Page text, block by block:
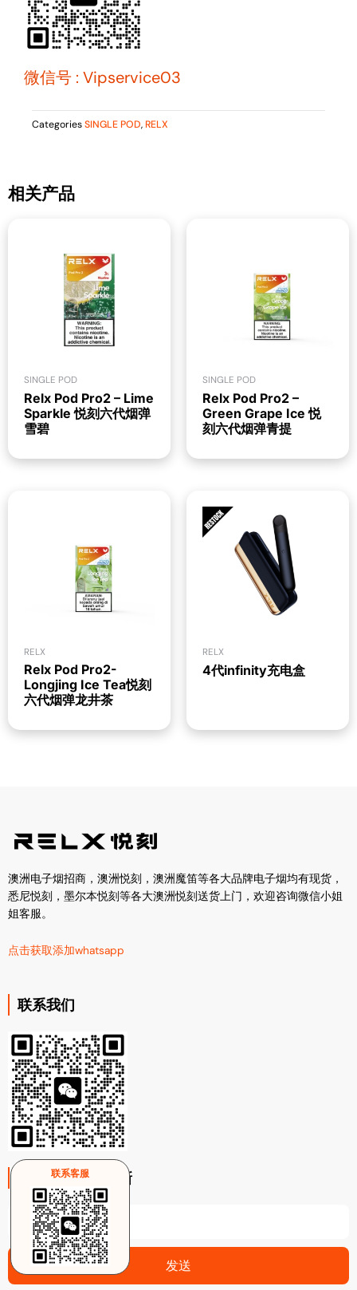
微信号 : Vipservice03
CategoriesSINGLE POD,RELX
相关产品
SINGLE POD
Relx Pod Pro2 – Lime
Sparkle 悦刻六代烟弹
雪碧
SINGLE POD
Relx Pod Pro2 –
Green Grape Ice 悦
刻六代烟弹青提
RELX
Relx Pod Pro2-
Longjing Ice Tea悦刻
六代烟弹龙井茶
RELX
4代infinity充电盒
澳洲电子烟招商，澳洲悦刻，澳洲魔笛等各大品牌电子烟均有现货，
悉尼悦刻，墨尔本悦刻等各大澳洲悦刻送货上门，欢迎咨询微信小姐
姐客服。
点击获取添加whatsapp
联系我们
注册电子邮件更新
Email
发送
联系客服